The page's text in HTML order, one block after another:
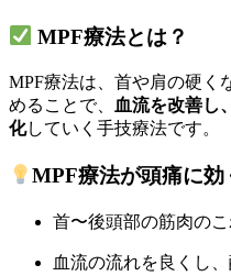
MPF療法とは？
MPF療法は、首や肩の硬く
めることで、
血流を改善し
化していく手技療法です。
MPF療法が頭痛に効
首〜後頭部の筋肉の
血流の流れを良くし